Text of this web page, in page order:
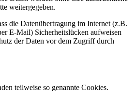
weitergegeben.
die Datenübertragung im Internet (z.B.
E-Mail) Sicherheitslücken aufweisen
der Daten vor dem Zugriff durch
teilweise so genannte Cookies.